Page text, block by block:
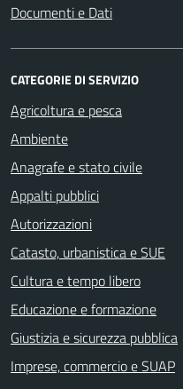
Documenti e Dati
CATEGORIE DI SERVIZIO
Agricoltura e pesca
Ambiente
Anagrafe e stato civile
Appalti pubblici
Autorizzazioni
Catasto, urbanistica e SUE
Cultura e tempo libero
Educazione e formazione
Giustizia e sicurezza pubblica
Imprese, commercio e SUAP